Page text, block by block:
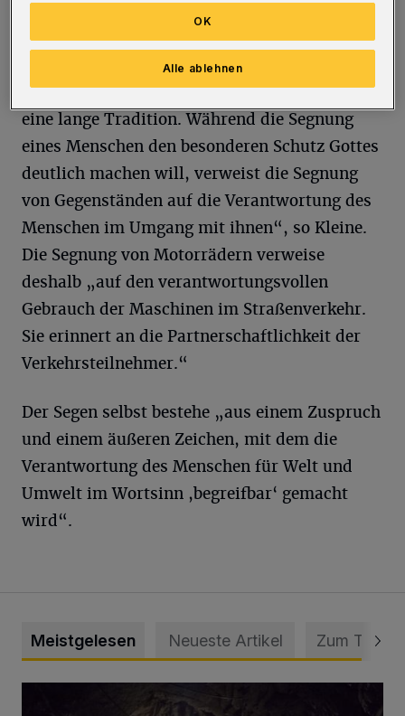
Katholischen Citykirche Wuppertal vor.
„Die Segnung von Menschen, aber auch von
Gegenständen hat in der katholischen Kirche
eine lange Tradition. Während die Segnung
eines Menschen den besonderen Schutz Gottes
deutlich machen will, verweist die Segnung
von Gegenständen auf die Verantwortung des
Menschen im Umgang mit ihnen“, so Kleine.
Die Segnung von Motorrädern verweise
deshalb „auf den verantwortungsvollen
Gebrauch der Maschinen im Straßenverkehr.
Sie erinnert an die Partnerschaftlichkeit der
Verkehrsteilnehmer.“
Der Segen selbst bestehe „aus einem Zuspruch
und einem äußeren Zeichen, mit dem die
Verantwortung des Menschen für Welt und
Umwelt im Wortsinn ,begreifbar‘ gemacht
wird“.
Meistgelesen Neueste Artikel Zum Thema
Alle ablehnen
OK